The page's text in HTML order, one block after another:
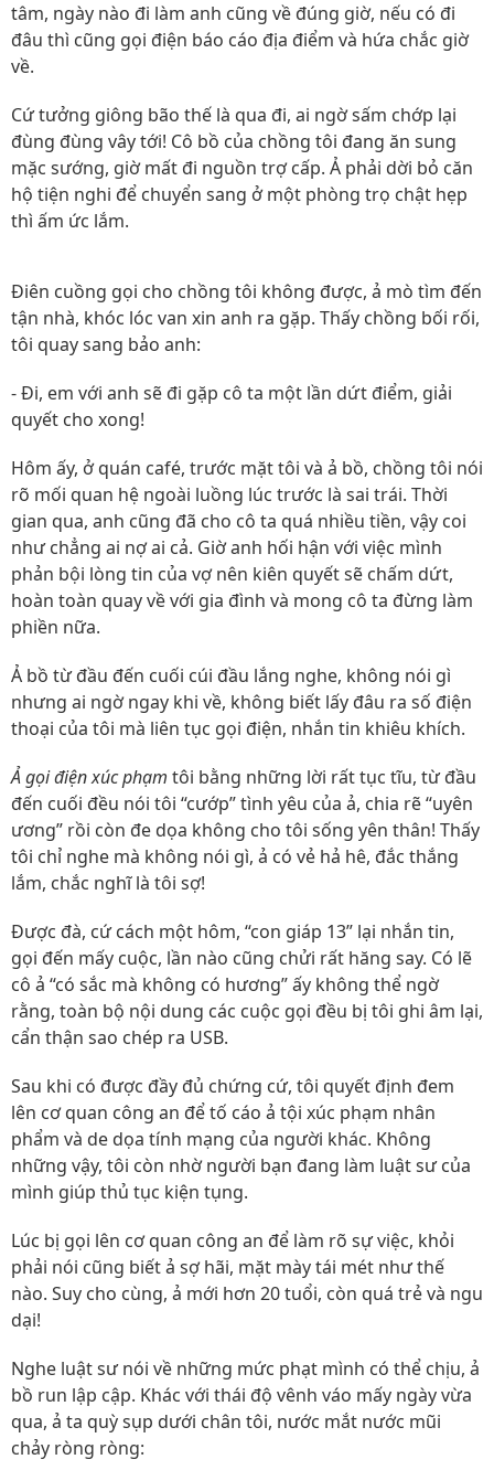
tâm, ngày nào đi làm anh cũng về đúng giờ, nếu có đi
đâu thì cũng gọi điện báo cáo địa điểm và hứa chắc giờ
về.
Cứ tưởng giông bão thế là qua đi, ai ngờ sấm chớp lại
đùng đùng vây tới! Cô bồ của chồng tôi đang ăn sung
mặc sướng, giờ mất đi nguồn trợ cấp. Ả phải dời bỏ căn
hộ tiện nghi để chuyển sang ở một phòng trọ chật hẹp
thì ấm ức lắm.
Điên cuồng gọi cho chồng tôi không được, ả mò tìm đến
tận nhà, khóc lóc van xin anh ra gặp. Thấy chồng bối rối,
tôi quay sang bảo anh:
- Đi, em với anh sẽ đi gặp cô ta một lần dứt điểm, giải
quyết cho xong!
Hôm ấy, ở quán café, trước mặt tôi và ả bồ, chồng tôi nói
rõ mối quan hệ ngoài luồng lúc trước là sai trái. Thời
gian qua, anh cũng đã cho cô ta quá nhiều tiền, vậy coi
như chẳng ai nợ ai cả. Giờ anh hối hận với việc mình
phản bội lòng tin của vợ nên kiên quyết sẽ chấm dứt,
hoàn toàn quay về với gia đình và mong cô ta đừng làm
phiền nữa.
Ả bồ từ đầu đến cuối cúi đầu lắng nghe, không nói gì
nhưng ai ngờ ngay khi về, không biết lấy đâu ra số điện
thoại của tôi mà liên tục gọi điện, nhắn tin khiêu khích.
Ả gọi điện xúc phạm tôi bằng những lời rất tục tĩu, từ đầu
đến cuối đều nói tôi “cướp” tình yêu của ả, chia rẽ “uyên
ương” rồi còn đe dọa không cho tôi sống yên thân! Thấy
tôi chỉ nghe mà không nói gì, ả có vẻ hả hê, đắc thắng
lắm, chắc nghĩ là tôi sợ!
Được đà, cứ cách một hôm, “con giáp 13” lại nhắn tin,
gọi đến mấy cuộc, lần nào cũng chửi rất hăng say. Có lẽ
cô ả “có sắc mà không có hương” ấy không thể ngờ
rằng, toàn bộ nội dung các cuộc gọi đều bị tôi ghi âm lại,
cẩn thận sao chép ra USB.
Sau khi có được đầy đủ chứng cứ, tôi quyết định đem
lên cơ quan công an để tố cáo ả tội xúc phạm nhân
phẩm và de dọa tính mạng của người khác. Không
những vậy, tôi còn nhờ người bạn đang làm luật sư của
mình giúp thủ tục kiện tụng.
Lúc bị gọi lên cơ quan công an để làm rõ sự việc, khỏi
phải nói cũng biết ả sợ hãi, mặt mày tái mét như thế
nào. Suy cho cùng, ả mới hơn 20 tuổi, còn quá trẻ và ngu
dại!
Nghe luật sư nói về những mức phạt mình có thể chịu, ả
bồ run lập cập. Khác với thái độ vênh váo mấy ngày vừa
qua, ả ta quỳ sụp dưới chân tôi, nước mắt nước mũi
chảy ròng ròng: